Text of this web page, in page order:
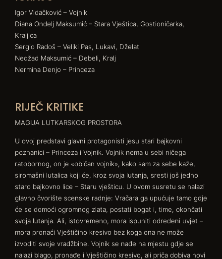
Igor Vidačković – Vojnik
Diana Ondelj Maksumić – Stara Vještica, Gostioničarka,
Kraljica
Sergio Radoš – Veliki Pas, Lukavi, Dželat
Nedžad Maksumić – Debeli, Kralj
Nermina Denjo – Princeza
RIJEČ KRITIKE
MAGIJA LUTKARSKOG PROSTORA
U ovoj predstavi glavni protagonisti jesu stari bajkovni
poznanici – Princeza i Vojnik. Vojnik nema u sebi ničega
ratobornog, on je «običan vojnik», kako sam za sebe kaže,
siromašni lutalica koji će, kroz svoja lutanja, sresti još jedno
staro bajkovno lice – Staru vješticu. U ovom susretu se nalazi
glavno čvorište scenske radnje: Vračara ga upućuje tamo gdje
će se domoći ogromnog zlata, postati bogat i, time, okončati
svoja lutanja. Ali, istovremeno, mora ispuniti određeni uvjet –
mora pronaći Vještičino kresivo bez koga ona ne može
izvoditi svoje vradžbine. Vojnik se nađe na mjestu gdje se
nalazi blago, pronađe i Vještičino kresivo, ali priča dobiva novi